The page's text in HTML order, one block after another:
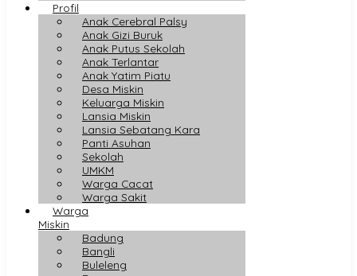
Profil
Anak Cerebral Palsy
Anak Gizi Buruk
Anak Putus Sekolah
Anak Terlantar
Anak Yatim Piatu
Desa Miskin
Keluarga Miskin
Lansia Miskin
Lansia Sebatang Kara
Panti Asuhan
Sekolah
UMKM
Warga Cacat
Warga Sakit
Warga
Miskin
Badung
Bangli
Buleleng